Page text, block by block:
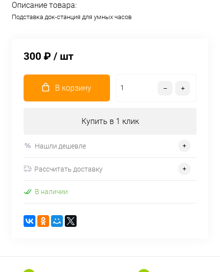
Описание товара:
Подставка док-станция для умных часов
300 ₽ / шт
В корзину
Купить в 1 клик
Нашли дешевле
Рассчитать доставку
В наличии